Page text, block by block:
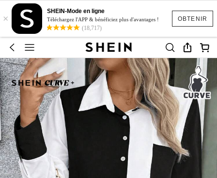
OBTENIR
×
SHEIN-Mode en ligne
Téléchargez l'APP & bénéficiez plus d'avantages !
(18,717)